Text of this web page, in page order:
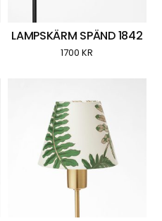
LAMPSKÄRM SPÄND 1842
1700KR